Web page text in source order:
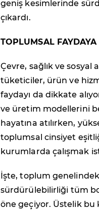
geniş kesimlerinde
çıkardı.
TOPLUMSAL
Çevre, sağlık ve
tüketiciler, ürün ve
faydayı da dikkate
ve üretim modellerini
hayatına atılırken,
toplumsal cinsiyet
kurumlarda çalışmak
İşte, toplum
sürdürülebilirliği tüm
öne geçiyor. Üstelik bu